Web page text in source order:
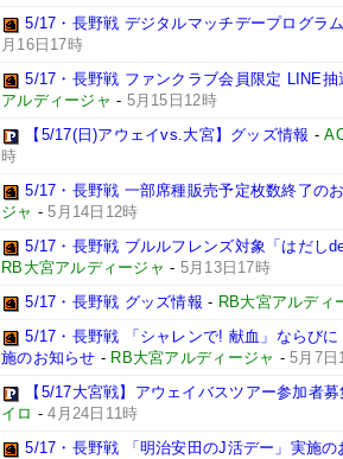
5/17・長野戦 デジタルマッチデープログラ
月16日17時
5/17・長野戦 ファンクラブ会員限定 LINE
アルディージャ - 5月15日12時
【5/17(日)アウェイvs.大宮】グッズ情報 -
時
5/17・長野戦 一部席種販売予定枚数終了の
ジャ -5月14日12時
5/17・長野戦 ブルルフレンズ対象「はだし
RB大宮アルディージャ - 5月13日17時
5/17・長野戦 グッズ情報 - RB大宮アルディ
5/17・長野戦 「シャレンで! 献血」ならび
施のお知らせ - RB大宮アルディージャ -5月7日
【5/17大宮戦】アウェイバスツアー参加者
イロ -4月24日11時
5/17・長野戦 「明治安田のJ活デー」実施の